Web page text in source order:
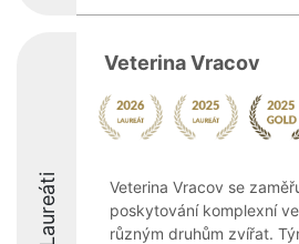
Laureáti
Veterina Vracov
Veterina Vracov se
poskytování komplexní
různým druhům zvířat.